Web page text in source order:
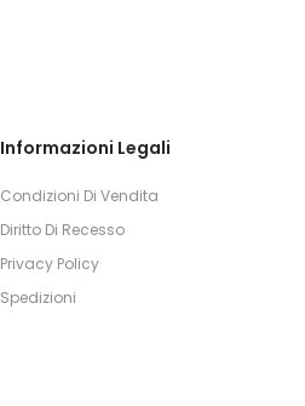
Informazioni Legali
Condizioni Di Vendita
Diritto Di Recesso
Privacy Policy
Spedizioni